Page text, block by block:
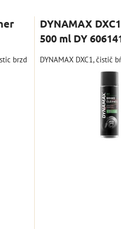
brzd
DYNAMAX
500 ml DY
DYNAMAX DXC1, čistič